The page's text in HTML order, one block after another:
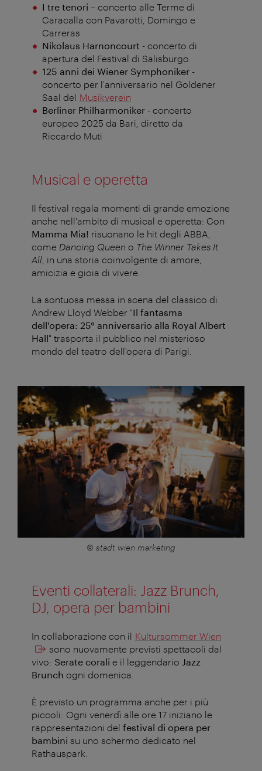
I tre tenori – concerto alle Terme di
Caracalla con Pavarotti, Domingo e
Carreras
Nikolaus Harnoncourt - concerto di
apertura del Festival di Salisburgo
125 anni dei Wiener Symphoniker-
concerto per l'anniversario nel Goldener
Saal del Musikverein
Berliner Philharmoniker- concerto
europeo 2025 da Bari, diretto da
Riccardo Muti
Musical e operetta
Il festival regala momenti di grande emozione
anche nell'ambito di musical e operetta: Con
Mamma Mia! risuonano le hit degli ABBA,
come Dancing Queen o The Winner Takes It
All , in una storia coinvolgente di amore,
amicizia e gioia di vivere.
La sontuosa messa in scena del classico di
Andrew Lloyd Webber "Il fantasma
dell'opera: 25° anniversario alla Royal Albert
Hall" trasporta il pubblico nel misterioso
mondo del teatro dell'opera di Parigi.
© stadt wien marketing
Eventi collaterali: Jazz Brunch,
DJ, opera per bambini
In collaborazione con il Kultursommer Wien
sono nuovamente previsti spettacoli dal
vivo: Serate corali e il leggendario Jazz
Brunch ogni domenica.
È previsto un programma anche per i più
piccoli: Ogni venerdì alle ore 17 iniziano le
rappresentazioni del festival di opera per
bambini su uno schermo dedicato nel
Rathauspark.